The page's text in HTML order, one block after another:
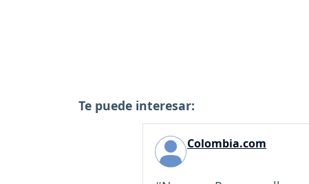
Te puede interesar:
Colombia.com